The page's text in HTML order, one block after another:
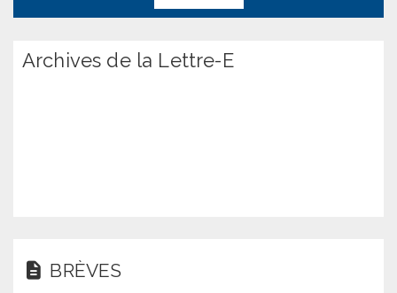
Archives de la Lettre-E
BRÈVES